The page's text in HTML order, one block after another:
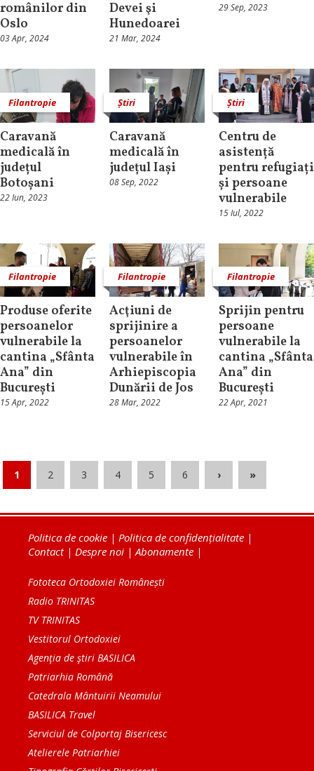
românilor din
Oslo
03 Apr, 2024
Devei şi
Hunedoarei
21 Mar, 2024
29 Sep, 2023
Filantropie
Caravană
medicală în
județul
Botoșani
22 Iun, 2023
Știri
Caravană
medicală în
județul Iași
08 Sep, 2022
Știri
Centru de
asistență
pentru refugiați
și persoane
vulnerabile
15 Iul, 2022
Filantropie
Produse oferite
persoanelor
vulnerabile la
cantina „Sfânta
Ana” din
București
15 Apr, 2022
Filantropie
Acţiuni de
sprijinire a
persoanelor
vulnerabile în
Arhiepiscopia
Dunării de Jos
28 Mar, 2022
Filantropie
Sprijin pentru
persoane
vulnerabile la
cantina „Sfânta
Ana” din
București
22 Apr, 2021
1 2 3 4 5 6 › »
Politica de cookie | Politica de confidențialitate |
Contact| Despre noi |Abonamente |
Fototeca Ortodoxiei Românești
Radio TRINITAS
TV TRINITAS
Vestitorul Ortodoxiei
Agenţia de ştiri BASILICA
Patriarhia Română
Catedrala Mântuirii Neamului
BASILICA Travel
Serviciul de Colportaj Bisericesc
Atelierele Patriarhiei